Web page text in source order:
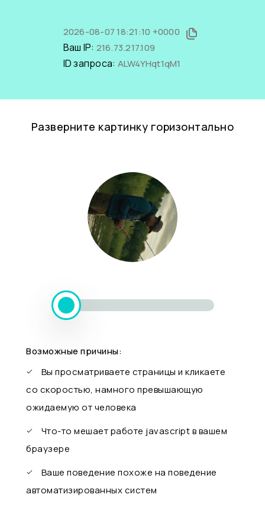
2026-08-07 18:21:10 +0000
Ваш IP: 216.73.217.109
ID запроса: ALW4YHqt1qM1
Разверните картинку горизонтально
Возможные причины:
Вы просматриваете страницы и кликаете
со скоростью, намного превышающую
ожидаемую от человека
Что-то мешает работе javascript в вашем
браузере
Ваше поведение похоже на поведение
автоматизированных систем